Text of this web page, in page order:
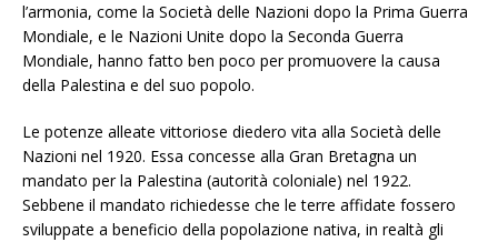
l’armonia, come la Società delle Nazioni dopo la Prima Guerra
Mondiale, e le Nazioni Unite dopo la Seconda Guerra
Mondiale, hanno fatto ben poco per promuovere la causa
della Palestina e del suo popolo.
Le potenze alleate vittoriose diedero vita alla Società delle
Nazioni nel 1920. Essa concesse alla Gran Bretagna un
mandato per la Palestina (autorità coloniale) nel 1922.
Sebbene il mandato richiedesse che le terre affidate fossero
sviluppate a beneficio della popolazione nativa, in realtà gli